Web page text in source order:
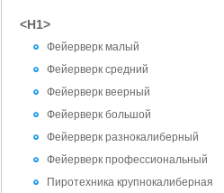
<H1>
Фейерверк малый
Фейерверк средний
Фейерверк веерный
Фейерверк большой
Фейерверк разнокалиберный
Фейерверк профессиональный
Пиротехника крупнокалиберная